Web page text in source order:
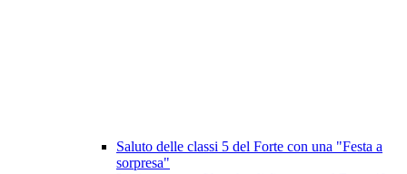
Saluto delle classi 5 del Forte con una "Festa a
sorpresa"